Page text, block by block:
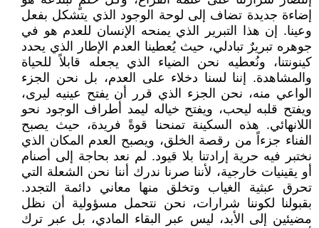
إضاءة جديدة تضاف إلى لوحة الوجود الذي يتشكل بفعل
وعينا. إن هذا التبرير الذي يمنحه الإنسان للعدم هو في
جوهره تبريرٌ تبادلي، حيث يُعطينا العدم الإطار الذي يحدد
كينونتنا، ونُعطيه نحن الضياء الذي يجعله قابلاً للحياة
والمشاهدة. إننا لسنا دخلاء على العدم، بل نحن الجزء
الواعي منه، نحن الجزء الذي قرر أن يفتح عينيه ليرى،
ويفتح قلبه ليحب، ويفتح خياله ليمد أطراف الوجود نحو
اللانهائي. هذه السكينة تمنحنا قوةً فريدة، حيث يصبح
الفناء جزءاً من رقصة الخلق، ويصبح العدم المكان الذي
نختبر فيه حرية إرادتنا بلا قيود. لم نعد بحاجة إلى أصنام
أو يقينيات خارجية، لأننا صرنا ندرك أننا نحن الشعلة التي
تحرق عبثية الغياب وتخلق منها معاني دائمة التجدد.
بقبولنا لكوننا شرارات، نحن نتحمل مسؤولية أن نظل
مضيئين إلى الأبد، ليس عبر البقاء المادي، بل عبر ترك